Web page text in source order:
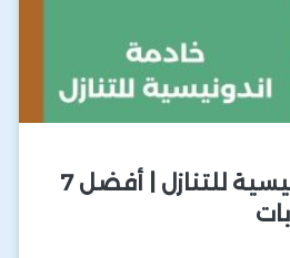
خادمة اندونيسية للتنازل | أفضل 7